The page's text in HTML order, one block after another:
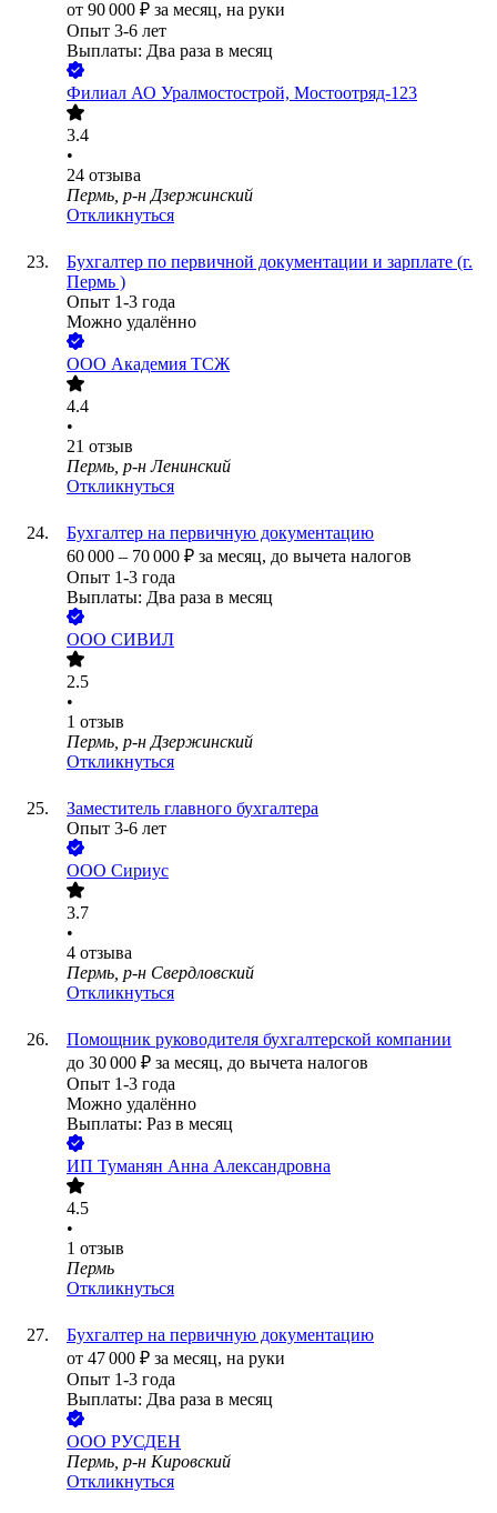
от 90 000 ₽ за месяц, на руки
Опыт 3-6 лет
Выплаты: Два раза в месяц
Филиал АО Уралмостострой, Мостоотряд-123
3.4
•
24 отзыва
Пермь, р-н Дзержинский
Откликнуться
Бухгалтер по первичной документации и зарплате (г.
Пермь )
Опыт 1-3 года
Можно удалённо
ООО Академия ТСЖ
4.4
•
21 отзыв
Пермь, р-н Ленинский
Откликнуться
Бухгалтер на первичную документацию
60 000 – 70 000 ₽ за месяц, до вычета налогов
Опыт 1-3 года
Выплаты: Два раза в месяц
ООО СИВИЛ
2.5
•
1 отзыв
Пермь, р-н Дзержинский
Откликнуться
Заместитель главного бухгалтера
Опыт 3-6 лет
ООО Сириус
3.7
•
4 отзыва
Пермь, р-н Свердловский
Откликнуться
Помощник руководителя бухгалтерской компании
до 30 000 ₽ за месяц, до вычета налогов
Опыт 1-3 года
Можно удалённо
Выплаты: Раз в месяц
ИП Туманян Анна Александровна
4.5
•
1 отзыв
Пермь
Откликнуться
Бухгалтер на первичную документацию
от 47 000 ₽ за месяц, на руки
Опыт 1-3 года
Выплаты: Два раза в месяц
ООО РУСДЕН
Пермь, р-н Кировский
Откликнуться